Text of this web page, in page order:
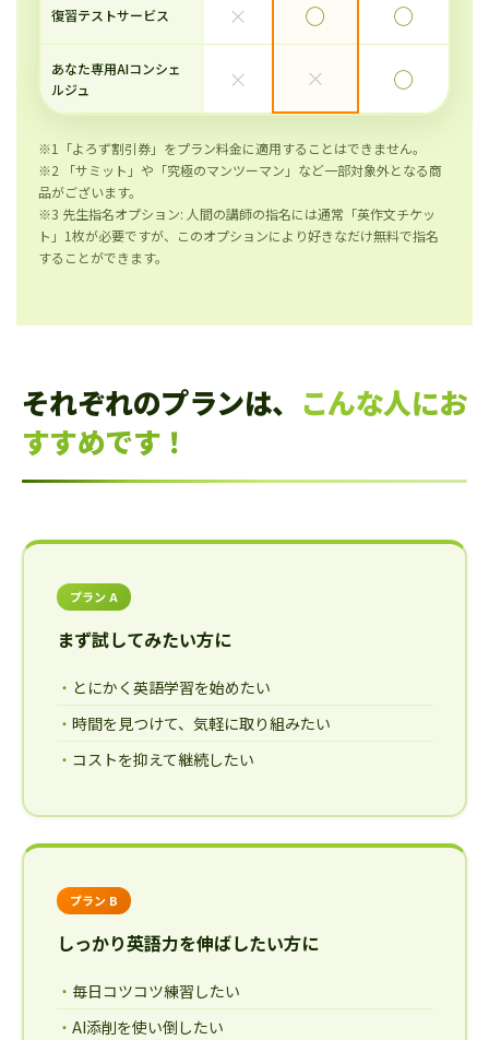
復習テストサービス × ◯ ◯
あなた専用AIコンシェ
ルジュ
× × ◯
※1「よろず割引券」をプラン料金に適用することはできません。
※2 「サミット」や「究極のマンツーマン」など一部対象外となる商
品がございます。
※3 先生指名オプション: 人間の講師の指名には通常「英作文チケッ
ト」1枚が必要ですが、このオプションにより好きなだけ無料で指名
することができます。
それぞれのプランは、 こんな人にお
すすめです！
プラン A
まず試してみたい方に
とにかく英語学習を始めたい
時間を見つけて、気軽に取り組みたい
コストを抑えて継続したい
プラン B
しっかり英語力を伸ばしたい方に
毎日コツコツ練習したい
AI添削を使い倒したい